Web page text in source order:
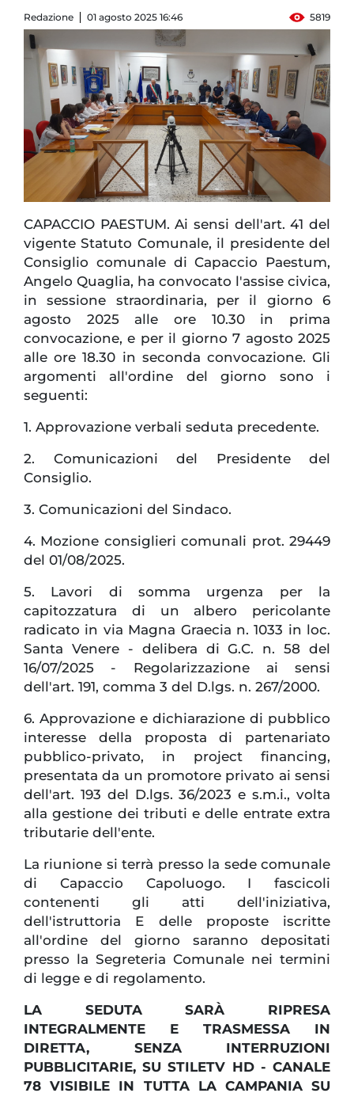
Redazione 01 agosto 2025 16:46 5819
CAPACCIO PAESTUM. Ai sensi dell'art. 41 del
vigente Statuto Comunale, il presidente del
Consiglio comunale di Capaccio Paestum,
Angelo Quaglia, ha convocato l'assise civica,
in sessione straordinaria, per il giorno 6
agosto 2025 alle ore 10.30 in prima
convocazione, e per il giorno 7 agosto 2025
alle ore 18.30 in seconda convocazione. Gli
argomenti all'ordine del giorno sono i
seguenti:
1. Approvazione verbali seduta precedente.
2. Comunicazioni del Presidente del
Consiglio.
3. Comunicazioni del Sindaco.
4. Mozione consiglieri comunali prot. 29449
del 01/08/2025.
5. Lavori di somma urgenza per la
capitozzatura di un albero pericolante
radicato in via Magna Graecia n. 1033 in loc.
Santa Venere - delibera di G.C. n. 58 del
16/07/2025 - Regolarizzazione ai sensi
dell'art. 191, comma 3 del D.lgs. n. 267/2000.
6. Approvazione e dichiarazione di pubblico
interesse della proposta di partenariato
pubblico-privato, in project financing,
presentata da un promotore privato ai sensi
dell'art. 193 del D.lgs. 36/2023 e s.m.i., volta
alla gestione dei tributi e delle entrate extra
tributarie dell'ente.
La riunione si terrà presso la sede comunale
di Capaccio Capoluogo. I fascicoli
contenenti gli atti dell'iniziativa,
dell'istruttoria E delle proposte iscritte
all'ordine del giorno saranno depositati
presso la Segreteria Comunale nei termini
di legge e di regolamento.
LA SEDUTA SARÀ RIPRESA
INTEGRALMENTE E TRASMESSA IN
DIRETTA, SENZA INTERRUZIONI
PUBBLICITARIE, SU STILETV HD - CANALE
78 VISIBILE IN TUTTA LA CAMPANIA SU